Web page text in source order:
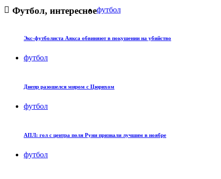
Футбол, интересноефутбол
Экс-футболиста Аякса обвиняют в покушении на убийство
футбол
Днепр разошелся миром с Цюрихом
футбол
АПЛ: гол с центра поля Руни признали лучшим в ноябре
футбол